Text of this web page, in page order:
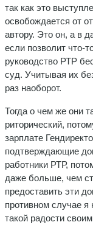
так как это
освобождается от
автору. Это он, а в
если позволит что-
руководство РТР
суд. Учитывая их
раз наоборот.
Тогда о чем же они
риторический,
зарплате
подтверждающие
работники РТР,
даже больше, чем
предоставить эти
противном случае я
такой радости